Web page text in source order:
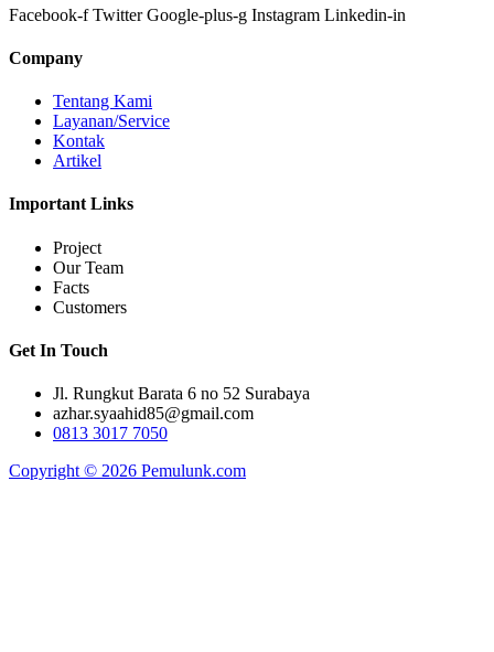
Facebook-f Twitter Google-plus-g Instagram Linkedin-in
Company
Tentang Kami
Layanan/Service
Kontak
Artikel
Important Links
Project
Our Team
Facts
Customers
Get In Touch
Jl. Rungkut Barata 6 no 52 Surabaya
azhar.syaahid85@gmail.com
0813 3017 7050
Copyright © 2026 Pemulunk.com